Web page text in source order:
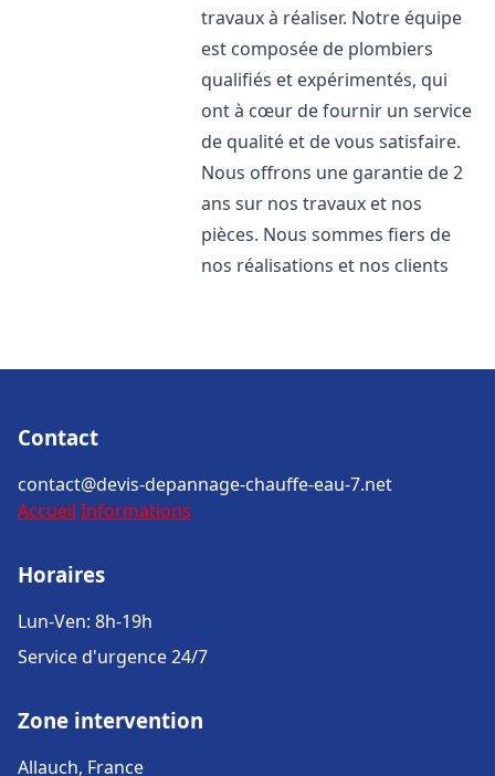
travaux à réaliser. Notre équipe
est composée de plombiers
qualifiés et expérimentés, qui
ont à cœur de fournir un service
de qualité et de vous satisfaire.
Nous offrons une garantie de 2
ans sur nos travaux et nos
pièces. Nous sommes fiers de
nos réalisations et nos clients
Contact
contact@devis-depannage-chauffe-eau-7.net
Accueil Informations
Horaires
Lun-Ven: 8h-19h
Service d'urgence 24/7
Zone intervention
Allauch, France